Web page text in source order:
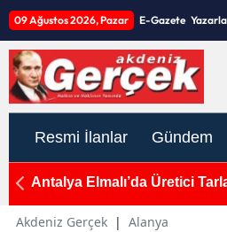
09 Ağustos 2026, Pazar E-Gazete
Resmi İlanlar Gündem
Elmalı’da Üretici Tarlasına
Akdeniz Gerçek | Alanya